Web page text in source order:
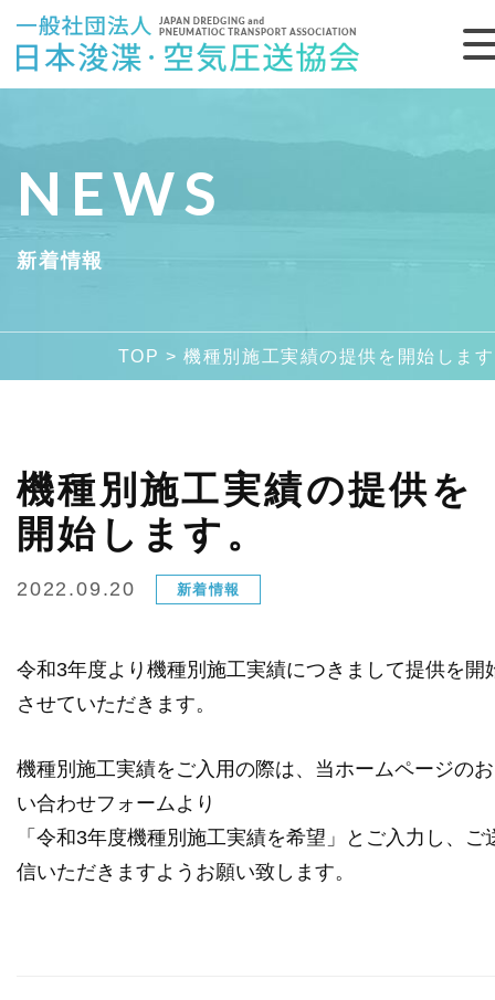
施工実績
協会員会社
協会員様ログイン
NEWS
新着情報
TOP >機種別施工実績の提供を開始しま
機種別施工実績の提供を
開始します。
2022.09.20 新着情報
令和3年度より機種別施工実績につきまして提供を開
させていただきます。
機種別施工実績をご入用の際は、当ホームページの
い合わせフォームより
「令和3年度機種別施工実績を希望」とご入力し、ご
信いただきますようお願い致します。